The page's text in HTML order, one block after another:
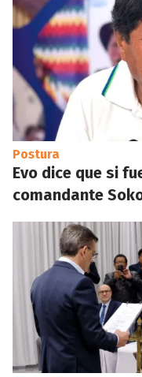
Postura
Evo dice que si
comandante